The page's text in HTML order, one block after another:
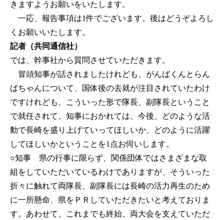
きますようお願いをいたします。
一応、報告事項は1件でございます。後はどうぞよろし
くお願いいたします。
記者（共同通信社）
では、幹事社から質問させていただきます。
冒頭知事が話されましたけれども、がんばくんとらん
ばちゃんについて、国体後の去就が注目されていたわけ
ですけれども、こういった形で隊長、副隊長ということ
で就任されて、知事におかれては、今後、どのような活
動で長崎を盛り上げていってほしいか、どのように活躍
してほしいかということを1点お伺いします。
○知事 県の行事に限らず、関係団体ではさまざまな取
組をしていただいているわけでありますが、そういった
折々に触れて両隊長、副隊長には長崎の活力再生のため
に一所懸命、県をＰＲしていただきたいと考えておりま
す。あわせて、これまでも終始、両大会を支えていただ